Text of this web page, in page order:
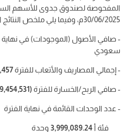
المفحوصة لصندوق جدوى للأسهم
30/06/2025م، وفيما يلي ملخص النتائج المالية الأولية للفترة:
- صافي الأصول (الموجودات) في نهاية
سعودي
- إجمالي المصاريف والأتعاب للفترة
- صافي الربح/الخسارة للفترة (129,454,531)
- عدد الوحدات القائمة في نهاية الفترة
فئة أ3,999,089.24 وحدة